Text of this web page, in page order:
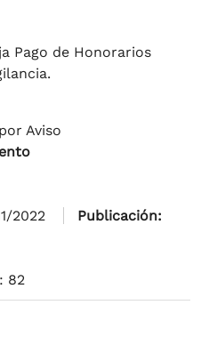
Pago de Honorarios
Aviso
2022
Publicación:
82